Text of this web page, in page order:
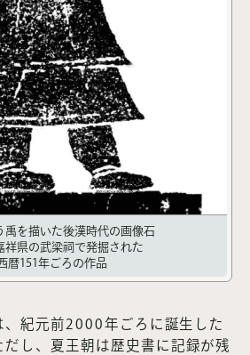
禹を描いた後漢時代の画像石
祥県の武梁祠で発掘された
暦151年ごろの作品
、紀元前2000年ごろに誕生した
だし、夏王朝は歴史書に記録が残